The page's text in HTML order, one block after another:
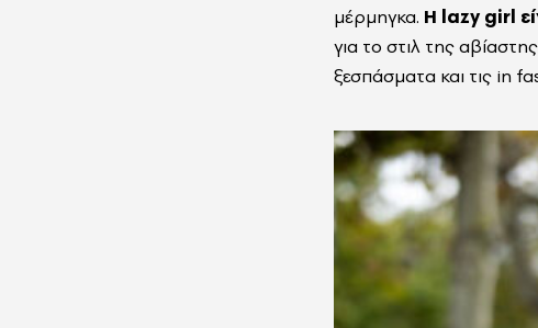
μέρμηγκα. Η lazy girl
για το στιλ της
ξεσπάσματα και τις in